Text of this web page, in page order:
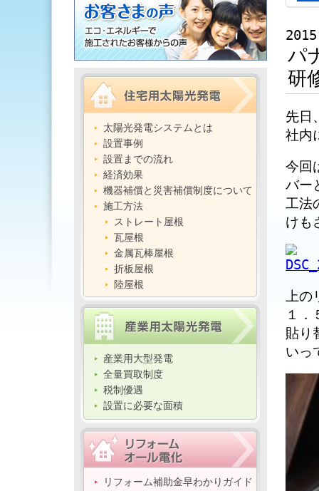
太陽光発電システムとは
設置事例
設置までの流れ
経済効果
機器補償と災害補償制度について
施工方法
ストレート屋根
瓦屋根
金属瓦棒屋根
折板屋根
陸屋根
産業用大型発電
全量買取制度
税制優遇
設置に必要な面積
リフォーム補助金早わかりガイド
パ
研
先日
社内
今回
バー
工法
けも
上
１．
貼り
いっ